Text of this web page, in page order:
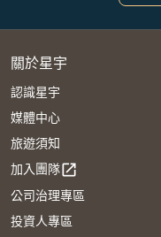
關於星宇
認識星宇
媒體中心
旅遊須知
加入團隊open_in_new
公司治理專區
投資人專區